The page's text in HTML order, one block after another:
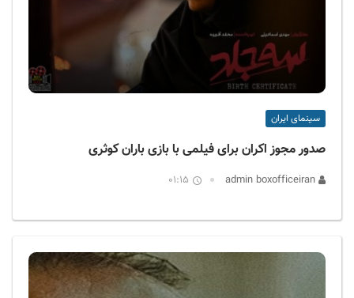
سینمای ایران
صدور مجوز اکران برای فیلمی با بازی باران کوثری
01:15